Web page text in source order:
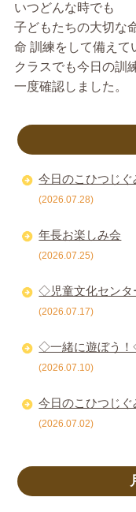
いつどんな時でも
子どもたちの大切な
命 訓練をして備えて
クラスでも今日の訓
一度確認しました。
今日のこひつじぐ
(2026.07.28)
年長お楽しみ会
(2026.07.25)
◇児童文化セン
(2026.07.17)
◇一緒に遊ぼう
(2026.07.10)
今日のこひつじぐ
(2026.07.02)